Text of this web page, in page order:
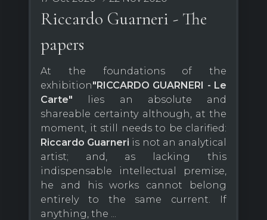
Riccardo Guarneri - The
papers
At the foundations of the
exhibition"RICCARDO GUARNERI - Le
Carte" lies an absolute and
shareable certainty although, at the
moment, it still needs to be clarified:
Riccardo Guarneri is not an analytical
artist; and, as lacking this
indispensable intellectual premise,
he and his works cannot belong
entirely to the same current. If
anything, the ...